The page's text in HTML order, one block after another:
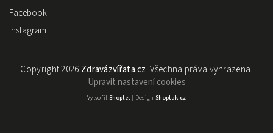
Facebook
Instagram
Copyright 2026 Zdravázvířata.cz. Všechna práva vyhrazena.
Upravit nastavení cookies
Vytvořil Shoptet| Design Shoptak.cz